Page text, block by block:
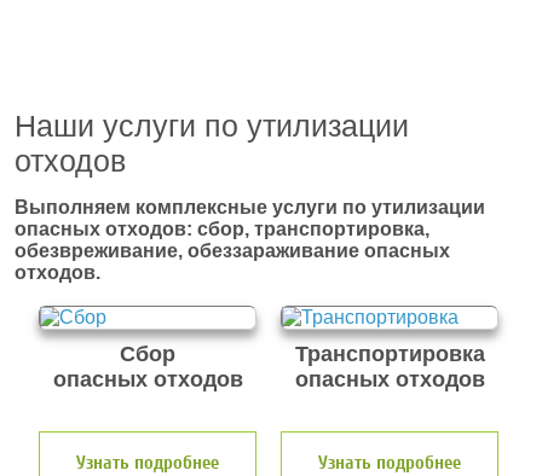
Наши услуги по утилизации
отходов
Выполняем комплексные услуги по утилизации
опасных отходов: сбор, транспортировка,
обезвреживание, обеззараживание опасных
отходов.
Сбор
опасных отходов
Узнать подробнее
Транспортировка
опасных отходов
Узнать подробнее